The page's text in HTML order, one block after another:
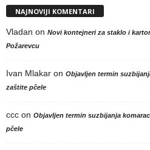
NAJNOVIJI KOMENTARI
Vladan on Novi kontejneri za staklo i
Požarevcu
Ivan Mlakar on Objavljen termin
zaštite pčele
ccc on Objavljen termin suzbijanja
pčele